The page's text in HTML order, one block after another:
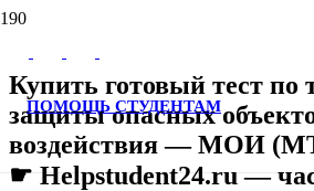
ПОМОЩЬ СТУДЕНТАМ
Купить готовый тест
защиты опасных
воздействия — МОИ
☛ Helpstudent24.ru —